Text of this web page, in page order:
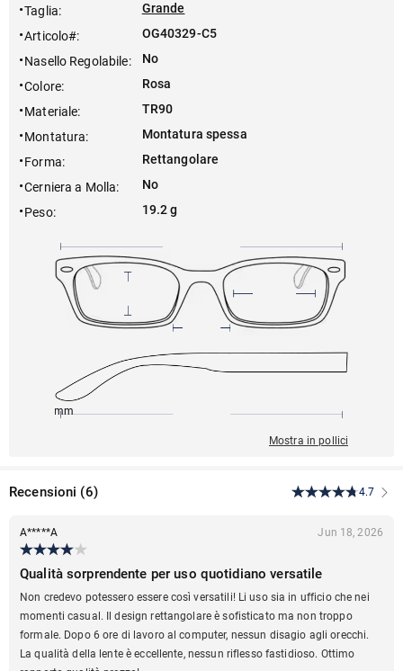
Taglia:
Grande
Articolo#:
OG40329-C5
Nasello Regolabile:
No
Colore:
Rosa
Materiale:
TR90
Montatura:
Montatura spessa
Forma:
Rettangolare
Cerniera a Molla:
No
Peso: 19.2 g
145mm
Mostra in pollici
Recensioni (6) 4.7
A*****A Jun 18, 2026
Qualità sorprendente per uso quotidiano versatile
Non credevo potessero essere così versatili! Li uso sia in ufficio che nei
momenti casual. Il design rettangolare è sofisticato ma non troppo
formale. Dopo 6 ore di lavoro al computer, nessun disagio agli orecchi.
La qualità della lente è eccellente, nessun riflesso fastidioso. Ottimo